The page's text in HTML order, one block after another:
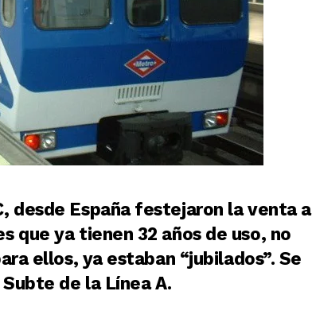
desde España festejaron la venta a
que ya tienen 32 años de uso, no
ellos, ya estaban “jubilados”. Se
de la Línea A.